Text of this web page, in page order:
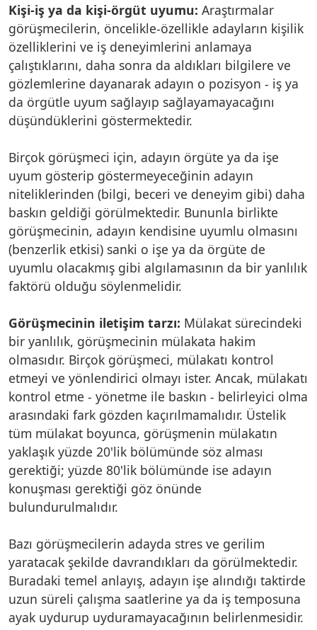
Kişi-iş ya da kişi-örgüt uyumu: Araştırmalar
görüşmecilerin, öncelikle-özellikle adayların kişilik
özelliklerini ve iş deneyimlerini anlamaya
çalıştıklarını, daha sonra da aldıkları bilgilere ve
gözlemlerine dayanarak adayın o pozisyon - iş ya
da örgütle uyum sağlayıp sağlayamayacağını
düşündüklerini göstermektedir.
Birçok görüşmeci için, adayın örgüte ya da işe
uyum gösterip göstermeyeceğinin adayın
niteliklerinden (bilgi, beceri ve deneyim gibi) daha
baskın geldiği görülmektedir. Bununla birlikte
görüşmecinin, adayın kendisine uyumlu olmasını
(benzerlik etkisi) sanki o işe ya da örgüte de
uyumlu olacakmış gibi algılamasının da bir yanlılık
faktörü olduğu söylenmelidir.
Görüşmecinin iletişim tarzı: Mülakat sürecindeki
bir yanlılık, görüşmecinin mülakata hakim
olmasıdır. Birçok görüşmeci, mülakatı kontrol
etmeyi ve yönlendirici olmayı ister. Ancak, mülakatı
kontrol etme - yönetme ile baskın - belirleyici olma
arasındaki fark gözden kaçırılmamalıdır. Üstelik
tüm mülakat boyunca, görüşmenin mülakatın
yaklaşık yüzde 20'lik bölümünde söz alması
gerektiği; yüzde 80'lik bölümünde ise adayın
konuşması gerektiği göz önünde
bulundurulmalıdır.
Bazı görüşmecilerin adayda stres ve gerilim
yaratacak şekilde davrandıkları da görülmektedir.
Buradaki temel anlayış, adayın işe alındığı taktirde
uzun süreli çalışma saatlerine ya da iş temposuna
ayak uydurup uyduramayacağının belirlenmesidir.